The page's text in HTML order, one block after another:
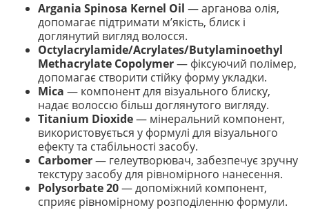
Argania Spinosa Kernel Oil — арганова олія,
допомагає підтримати м’якість, блиск і
доглянутий вигляд волосся.
Octylacrylamide/Acrylates/Butylaminoethyl
Methacrylate Copolymer— фіксуючий полімер,
допомагає створити стійку форму укладки.
Mica — компонент для візуального блиску,
надає волоссю більш доглянутого вигляду.
Titanium Dioxide— мінеральний компонент,
використовується у формулі для візуального
ефекту та стабільності засобу.
Carbomer— гелеутворювач, забезпечує зручну
текстуру засобу для рівномірного нанесення.
Polysorbate 20— допоміжний компонент,
сприяє рівномірному розподіленню формули.